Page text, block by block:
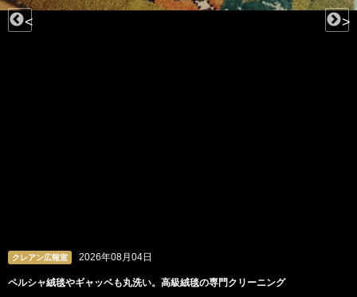
クレアン広報室 2026年08月04日
ペルシャ絨毯やギャッベも丸洗い。高級絨毯の専門クリーニング
< >